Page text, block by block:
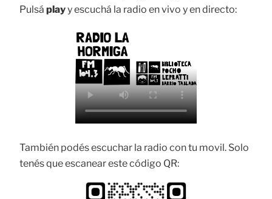
Pulsá playy escuchá la radio en vivo y en directo:
También podés escuchar la radio con tu movil. Solo
tenés que escanear este código QR: